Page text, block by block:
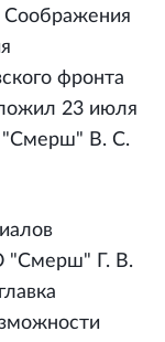
фронта
23 июля
"Смерш" В. С.
"Смерш" Г. В.